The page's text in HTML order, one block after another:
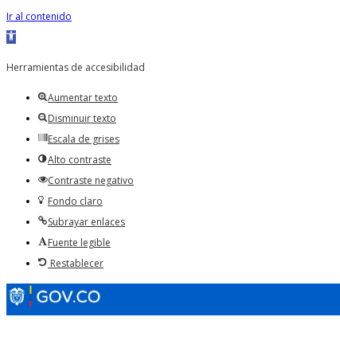
Ir al contenido
Abrir
herramientas
Herramientas de accesibilidad
Aumentar texto
Disminuir texto
Escala de grises
Alto contraste
Contraste negativo
Fondo claro
Subrayar enlaces
Fuente legible
Restablecer